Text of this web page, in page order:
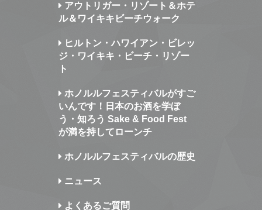
アウトリガー・リゾート＆ホテ
ル＆ワイキキビーチウォーク
ヒルトン・ハワイアン・ビレッ
ジ・ワイキキ・ビーチ・リゾー
ト
ホノルルフェスティバルがすご
いんです！日本のお酒を学ぼ
う・知ろう Sake & Food Fest
が満を持してローンチ
ホノルルフェスティバルの歴史
ニュース
よくあるご質問